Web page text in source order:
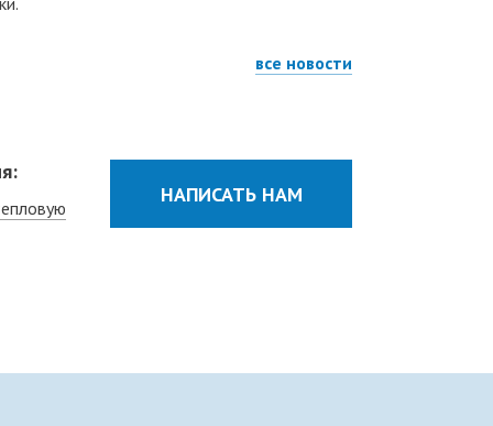
все новости
НАПИСАТЬ НАМ